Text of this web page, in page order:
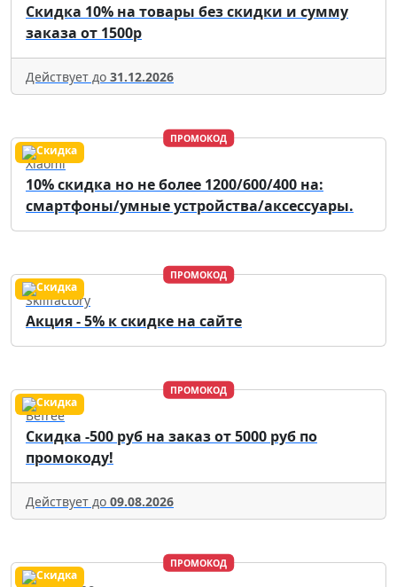
Скидка 10% на товары без скидки и сумму
заказа от 1500р
Действует до 31.12.2026
ПРОМОКОД
Xiaomi
10% скидка но не более 1200/600/400 на:
смартфоны/умные устройства/аксессуары.
ПРОМОКОД
Skillfactory
Акция - 5% к скидке на сайте
ПРОМОКОД
Befree
Скидка -500 руб на заказ от 5000 руб по
промокоду!
Действует до 09.08.2026
ПРОМОКОД